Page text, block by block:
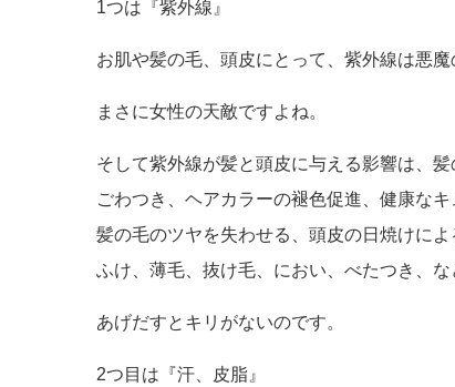
1つは『紫外線』
お肌や髪の毛、頭皮にとって、紫外線は悪魔
まさに女性の天敵ですよね。
そして紫外線が髪と頭皮に与える影響は、髪
ごわつき、ヘアカラーの褪色促進、健康なキ
髪の毛のツヤを失わせる、頭皮の日焼けによ
ふけ、薄毛、抜け毛、におい、べたつき、な
あげだすとキリがないのです。
2つ目は『汗、皮脂』